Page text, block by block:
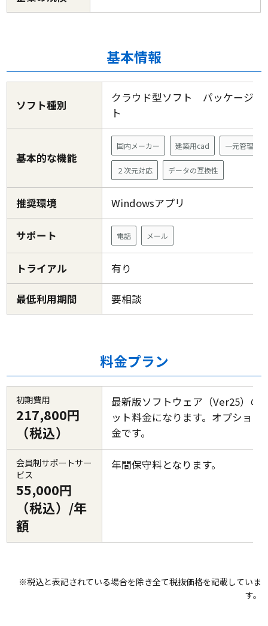
基本情報
ソフト種別
クラウド型ソフト パッケージ型
ト
基本的な機能
国内メーカー 建築用cad 一元管理
２次元対応 データの互換性
推奨環境 Windowsアプリ
サポート 電話 メール
トライアル 有り
最低利用期間 要相談
料金プラン
初期費用
217,800円
（税込）
最新版ソフトウェア（Ver25）の
ット料金になります。オプション
金です。
会員制サポートサー
ビス
55,000円
（税込）/年
額
年間保守料となります。
※税込と表記されている場合を除き全て税抜価格を記載していま
す。